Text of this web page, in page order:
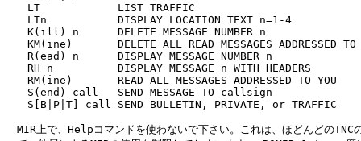
LT            LIST TRAFFIC
LTn           DISPLAY LOCATION TEXT n=1-4
K(ill) n      DELETE MESSAGE NUMBER n
KM(ine)       DELETE ALL READ MESSAGES ADDRESSED TO
R(ead) n      DISPLAY MESSAGE NUMBER n
RH n          DISPLAY MESSAGE n WITH HEADERS
RM(ine)       READ ALL MESSAGES ADDRESSED TO YOU
S(end) call   SEND MESSAGE TO callsign
S[B|P|T] call SEND BULLETIN, PRIVATE, or TRAFFIC
MIR上で、Helpコマンドを使わないで下さい。これは、ほどんどのTNC